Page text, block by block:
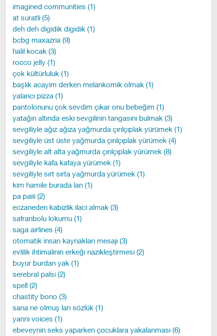
imagined communities (1)
at suratli (5)
deh deh digidik digidik (1)
bcbg maxazria (9)
halil kocak (3)
rocco jelly (1)
çok kültürluluk (1)
başlık acayim derken melankomik olmak (1)
yalancı pizza (1)
pantolonunu çok sevdim çıkar onu bebeğim (1)
yatağın altında eski sevgilinin tangasını bulmak (3)
sevgiliyle ağız ağıza yağmurda çırılçıplak yürümek (1)
sevgiliyle üst üste yağmurda çırılçıplak yürümek (4)
sevgiliyle alt alta yağmurda çırılçıplak yürümek (8)
sevgiliyle kafa kafaya yürümek (1)
sevgiliyle sırt sırta yağmurda yürümek (1)
kim hamile burada lan (1)
pa paiii (2)
eczaneden kabizlik ilaci almak (3)
safranbolu lokumu (1)
saga airlines (4)
otomatik insan kaynakları mesajı (3)
evlilik ihtimalinin erkeği nazikleştirmesi (2)
buyur burdan yak (1)
serebral palsi (2)
spell (2)
chastity bono (3)
sana ne olmuş lan sözlük (1)
yanni voices (1)
ebeveynin seks yaparken çocuklara yakalanması (6)